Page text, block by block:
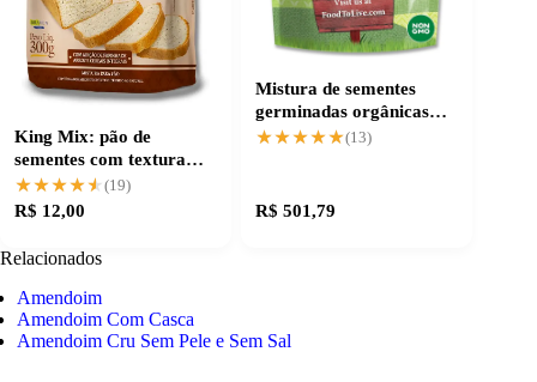
King Mix: pão de
sementes com textura
perfeita e sabor
marcante
★★★★★
★★★★★ (19)
R$ 12,00
Mistura de sementes
germinadas orgânicas
para pratos mais vivos
★★★★★
★★★★★(13)
R$ 501,79
Relacionados
Amendoim
Amendoim Com Casca
Amendoim Cru Sem Pele e Sem Sal